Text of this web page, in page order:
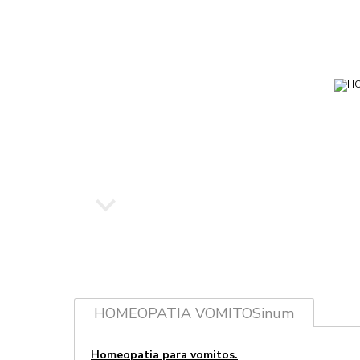
HOMEOPATIA VOMITOSinum
Homeopatia para vomitos.